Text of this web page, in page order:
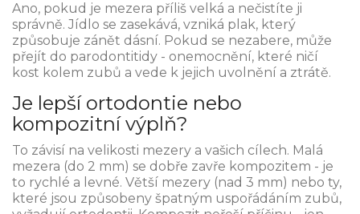
Ano, pokud je mezera příliš velká a nečistíte ji
správně. Jídlo se zasekává, vzniká plak, který
způsobuje zánět dásní. Pokud se nezabere, může
přejít do parodontitidy - onemocnění, které ničí
kost kolem zubů a vede k jejich uvolnění a ztrátě.
Je lepší ortodontie nebo
kompozitní výplň?
To závisí na velikosti mezery a vašich cílech. Malá
mezera (do 2 mm) se dobře zavře kompozitem - je
to rychlé a levné. Větší mezery (nad 3 mm) nebo ty,
které jsou způsobeny špatným uspořádáním zubů,